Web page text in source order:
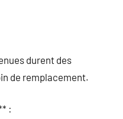
durent des
de remplacement.
: